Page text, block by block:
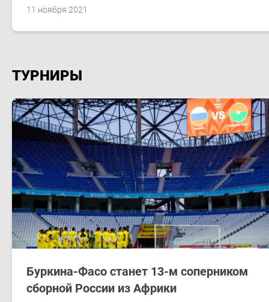
11 ноября 2021
ТУРНИРЫ
Буркина-Фасо станет 13-м соперником
сборной России из Африки